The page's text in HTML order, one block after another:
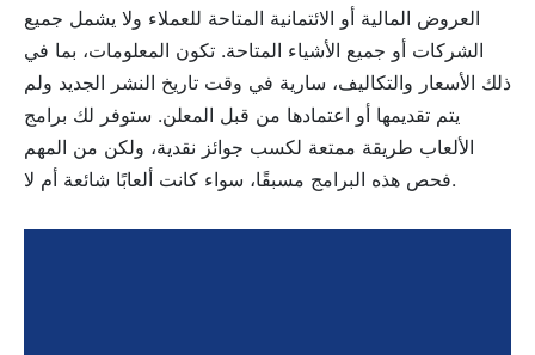
العروض المالية أو الائتمانية المتاحة للعملاء ولا يشمل جميع
الشركات أو جميع الأشياء المتاحة. تكون المعلومات، بما في
ذلك الأسعار والتكاليف، سارية في وقت تاريخ النشر الجديد ولم
يتم تقديمها أو اعتمادها من قبل المعلن. ستوفر لك برامج
الألعاب طريقة ممتعة لكسب جوائز نقدية، ولكن من المهم
فحص هذه البرامج مسبقًا، سواء كانت ألعابًا شائعة أم لا.